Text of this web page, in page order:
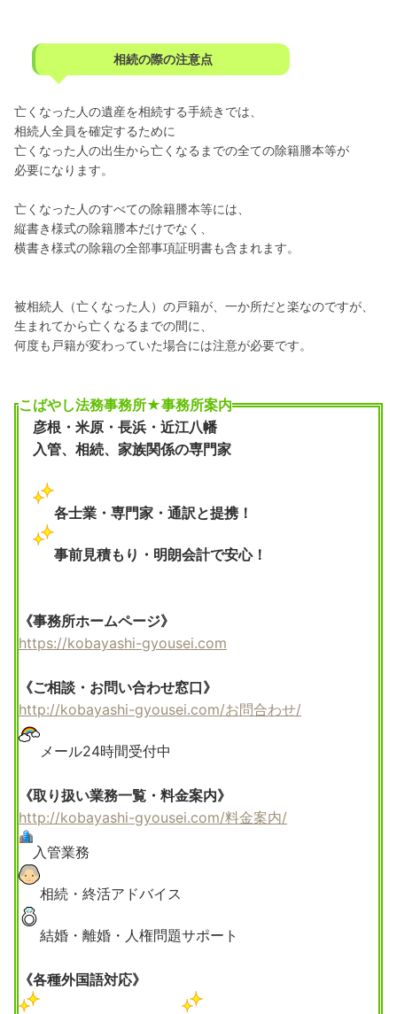
相続の際の注意点
亡くなった人の遺産を相続する手続きでは、
相続人全員を確定するために
亡くなった人の出生から亡くなるまでの全ての除籍謄本等が
必要になります。
亡くなった人のすべての除籍謄本等には、
縦書き様式の除籍謄本だけでなく、
横書き様式の除籍の全部事項証明書も含まれます。
被相続人（亡くなった人）の戸籍が、一か所だと楽なのですが、
生まれてから亡くなるまでの間に、
何度も戸籍が変わっていた場合には注意が必要です。
こばやし法務事務所★事務所案内
彦根・米原・長浜・近江八幡
入管、相続、家族関係の専門家
各士業・専門家・通訳と提携！
事前見積もり・明朗会計で安心！
《事務所ホームページ》
https://kobayashi-gyousei.com
《ご相談・お問い合わせ窓口》
http://kobayashi-gyousei.com/お問合わせ/
メール24時間受付中
《取り扱い業務一覧・料金案内》
http://kobayashi-gyousei.com/料金案内/
入管業務
相続・終活アドバイス
結婚・離婚・人権問題サポート
《各種外国語対応》